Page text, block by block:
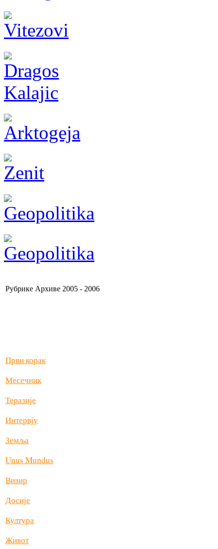
Рубрике Архиве 2005 - 2006
Први корак
Месечник
Теразије
Интервју
Земља
Unus Mundus
Визир
Досије
Култура
Живот